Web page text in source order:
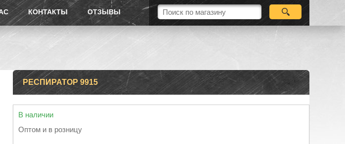
КОНТАКТЫ ОТЗЫВЫ
РЕСПИРАТОР 9915
В наличии
Оптом и в розницу